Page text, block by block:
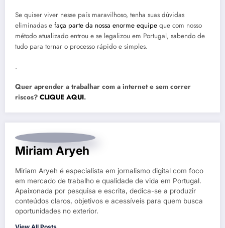
Se quiser viver nesse país maravilhoso, tenha suas dúvidas
eliminadas e faça parte da nossa enorme equipe que com nosso
método atualizado entrou e se legalizou em Portugal, sabendo de
tudo para tornar o processo rápido e simples.
.
Quer aprender a trabalhar com a internet e sem correr
riscos? CLIQUE AQUI.
Miriam Aryeh
Miriam Aryeh é especialista em jornalismo digital com foco
em mercado de trabalho e qualidade de vida em Portugal.
Apaixonada por pesquisa e escrita, dedica-se a produzir
conteúdos claros, objetivos e acessíveis para quem busca
oportunidades no exterior.